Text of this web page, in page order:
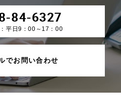
84-6327
平日9：00～17：00
でお問い合わせ